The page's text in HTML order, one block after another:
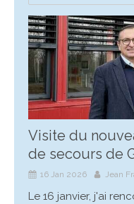
Visite du
de secours de
16 Jan 2026 Jean
Le 16 janvier, j'ai